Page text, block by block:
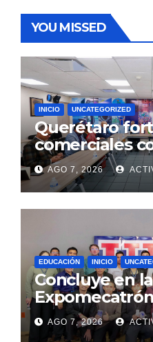
YOU MISSED
INICIO UNCATEGORIZED
Querétaro
comerciales
AGO 7, 2026
EDUCACIÓN INICIO
Concluye en
AGO 7, 2026